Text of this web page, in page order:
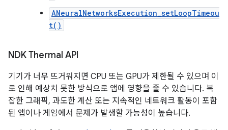
ANeuralNetworksExecution_setLoopTimeou
t()
NDK Thermal API
기기가 너무 뜨거워지면 CPU 또는 GPU가 제한될 수 있으며 이
로 인해 예상치 못한 방식으로 앱에 영향을 줄 수 있습니다. 복
잡한 그래픽, 과도한 계산 또는 지속적인 네트워크 활동이 포함
된 앱이나 게임에서 문제가 발생할 가능성이 높습니다.